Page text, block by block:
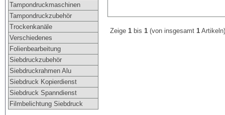
Tampondruckmaschinen
Tampondruckzubehör
Trockenkanäle
Verschiedenes
Folienbearbeitung
Siebdruckzubehör
Siebdruckrahmen Alu
Siebdruck Kopierdienst
Siebdruck Spanndienst
Filmbelichtung Siebdruck
Zeige 1 bis 1 (von insgesamt 1